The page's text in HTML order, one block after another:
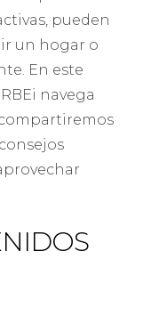
pueden
un hogar o
En este
navega